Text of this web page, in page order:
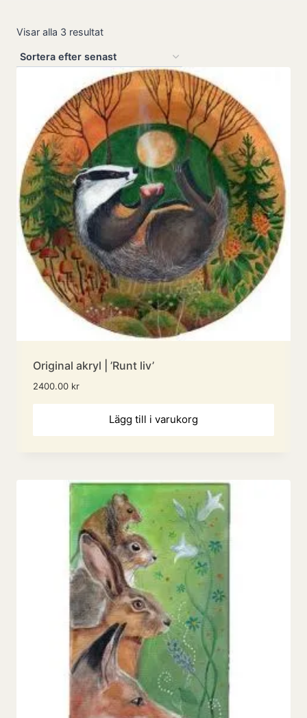
Visar alla 3 resultatSortera
efter
senaste
Original akryl | ’Runt liv’
2400.00 kr
Lägg till i varukorg